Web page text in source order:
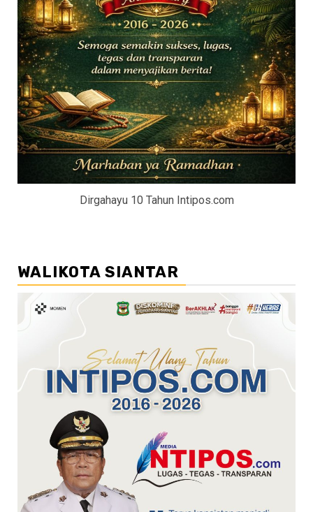
Dirgahayu 10 Tahun Intipos.com
WALIKOTA SIANTAR